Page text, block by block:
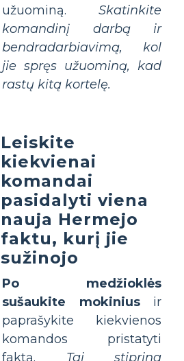
užuominą. Skatinkite
komandinį darbą ir
bendradarbiavimą, kol
jie spręs užuominą, kad
rastų kitą kortelę.
Leiskite
kiekvienai
komandai
pasidalyti viena
nauja Hermejo
faktu, kurį jie
sužinojo
Po medžioklės
sušaukite mokiniusir
paprašykite kiekvienos
komandos pristatyti
faktą. Tai stiprina